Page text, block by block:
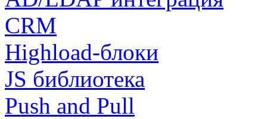
CRM
Highload-блоки
JS библиотека
Push and Pull